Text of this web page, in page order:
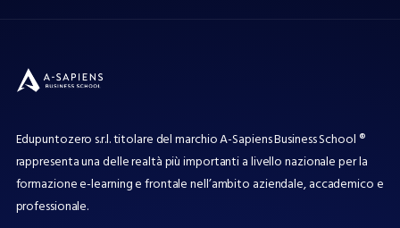
Edupuntozero s.r.l. titolare del marchio A-Sapiens Business School ®
rappresenta una delle realtà più importanti a livello nazionale per la
formazione e-learning e frontale nell’ambito aziendale, accademico e
professionale.